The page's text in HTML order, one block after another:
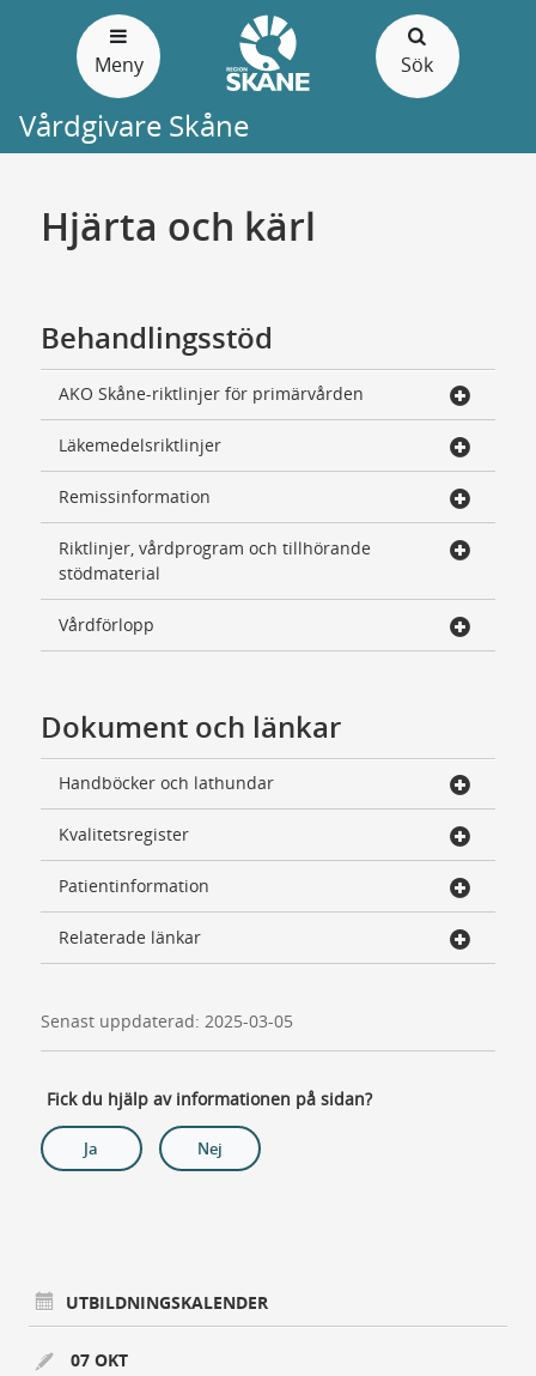
Meny Sök
Vårdgivare Skåne
Hjärta och kärl
Behandlingsstöd
AKO Skåne-riktlinjer för primärvården
Läkemedelsriktlinjer
Remissinformation
Riktlinjer, vårdprogram och tillhörande
stödmaterial
Vårdförlopp
Dokument och länkar
Handböcker och lathundar
Kvalitetsregister
Patientinformation
Relaterade länkar
Senast uppdaterad: 2025-03-05
Fick du hjälp av informationen på sidan?
Ja Nej
UTBILDNINGSKALENDER
07 OKT